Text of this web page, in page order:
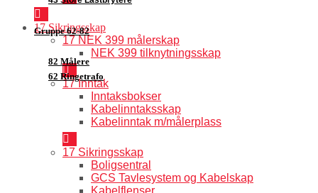
Gruppe 62-82
82 Målere
62 Ringetrafo
17 Sikringsskap
17 NEK 399 målerskap
NEK 399 tilknytningsskap
17 Inntak
Inntaksbokser
Kabelinntaksskap
Kabelinntak m/målerplass
17 Sikringsskap
Boligsentral
GCS Tavlesystem og Kabelskap